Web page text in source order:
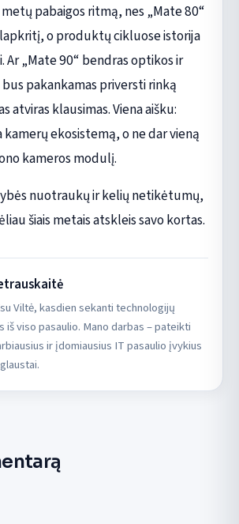
pabaigos ritmą, nes „Mate 80“
o produktų cikluose istorija
Ar „Mate 90“ bendras optikos ir
pakankamas priversti rinką
atviras klausimas. Viena aišku:
kamerų ekosistemą, o ne dar vieną
kameros modulį.
nuotraukų ir kelių netikėtumų,
šiais metais atskleis savo kortas.
Viltė, kasdien sekanti technologijų
iš viso pasaulio. Mano darbas – pateikti
ir įdomiausius IT pasaulio įvykius